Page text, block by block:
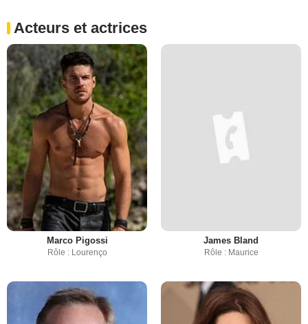
Acteurs et actrices
Marco Pigossi
Rôle : Lourenço
James Bland
Rôle : Maurice